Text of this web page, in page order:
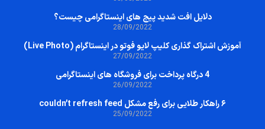
دلایل افت شدید پیج های اینستاگرامی چیست؟
28/09/2022
آموزش اشتراک گذاری کلیپ لایو فوتو در اینستاگرام (Live Photo)
27/09/2022
4 درگاه پرداخت برای فروشگاه های اینستاگرامی
26/09/2022
۶ راهکار طلایی برای رفع مشکل couldn’t refresh feed
25/09/2022